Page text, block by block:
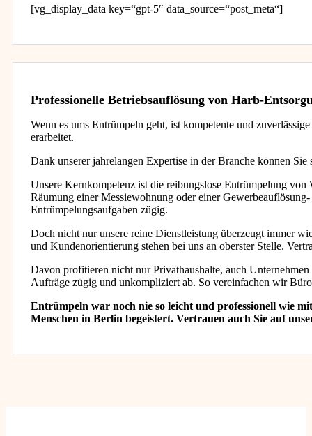
[vg_display_data key=“gpt-5″ data_source=“post_meta“]
Professionelle Betriebsauflösung von Harb-
Wenn es ums Entrümpeln geht, ist kompetente und
erarbeitet.
Dank unserer jahrelangen Expertise in der Branche können
Unsere Kernkompetenz ist die reibungslose Entrümpelung
Räumung einer Messiewohnung oder einer
Entrümpelungsaufgaben zügig.
Doch nicht nur unsere reine Dienstleistung überzeugt immer
und Kundenorientierung stehen bei uns an oberster Stelle.
Davon profitieren nicht nur Privathaushalte, auch
Aufträge zügig und unkompliziert ab. So vereinfachen wir
Entrümpeln war noch nie so leicht und professionell wie
Menschen in Berlin begeistert. Vertrauen auch Sie auf